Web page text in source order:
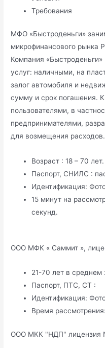
Требования
МФО «Быстроденьги»
микрофинансового рынка
Компания
услуг: наличными, на
залог автомобиля и
сумму и срок погашения.
пользователями, в
предпринимателями,
для возмещения расходов.
Возраст : 18 – 70 лет.
Паспорт, СНИЛС :
Идентификация:
15 минут на
секунд.
ООО МФК « Саммит »,
21-70 лет в среднем
Паспорт, ПТС, СТ :
Идентификация:
Время
ООО МКК "НДП" лицензия